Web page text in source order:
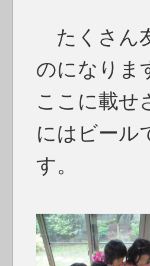
たくさん
のになりま
ここに載せ
にはビール
す。